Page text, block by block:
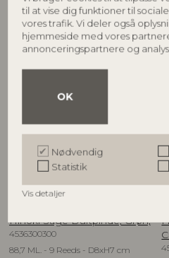
til at vise dig funktioner til
vores trafik. Vi deler også
hjemmeside med vores
annonceringspartnere og
OK
Nødvendig
Statistik
Vis detaljer
499,00 DKK
ILLUME
Hinoki Sage Duftpinde, Grøn,
4536300300
88,7 ML. - 9 Reeds - D8xH7 cm